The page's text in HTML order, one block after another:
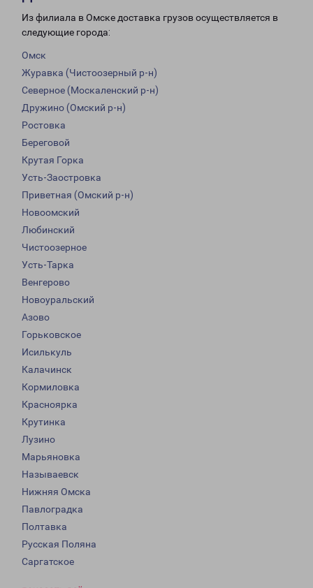
Из филиала в Омске доставка грузов осуществляется в
следующие города:
Омск
Журавка (Чистоозерный р-н)
Северное (Москаленский р-н)
Дружино (Омский р-н)
Ростовка
Береговой
Крутая Горка
Усть-Заостровка
Приветная (Омский р-н)
Новоомский
Любинский
Чистоозерное
Усть-Тарка
Венгерово
Новоуральский
Азово
Горьковское
Исилькуль
Калачинск
Кормиловка
Красноярка
Крутинка
Лузино
Марьяновка
Называевск
Нижняя Омска
Павлоградка
Полтавка
Русская Поляна
Саргатское